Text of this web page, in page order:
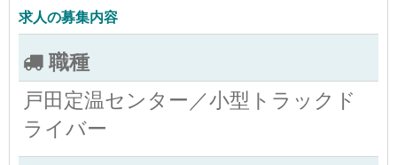
求人の募集内容
職種
戸田定温センター／小型トラックド
ライバー